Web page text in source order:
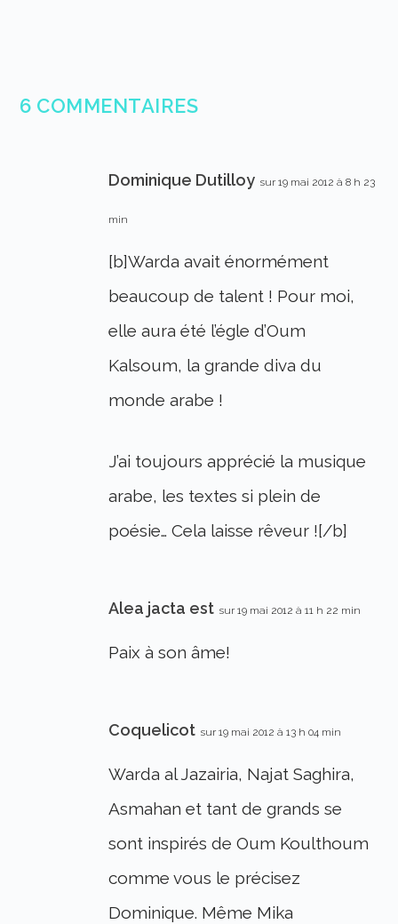
6 COMMENTAIRES
Dominique Dutilloy sur 19 mai 2012 à 8 h 23
min
[b]Warda avait énormément
beaucoup de talent ! Pour moi,
elle aura été l’égle d’Oum
Kalsoum, la grande diva du
monde arabe !
J’ai toujours apprécié la musique
arabe, les textes si plein de
poésie… Cela laisse rêveur ![/b]
Alea jacta est sur 19 mai 2012 à 11 h 22 min
Paix à son âme!
Coquelicot sur 19 mai 2012 à 13 h 04 min
Warda al Jazairia, Najat Saghira,
Asmahan et tant de grands se
sont inspirés de Oum Koulthoum
comme vous le précisez
Dominique. Même Mika